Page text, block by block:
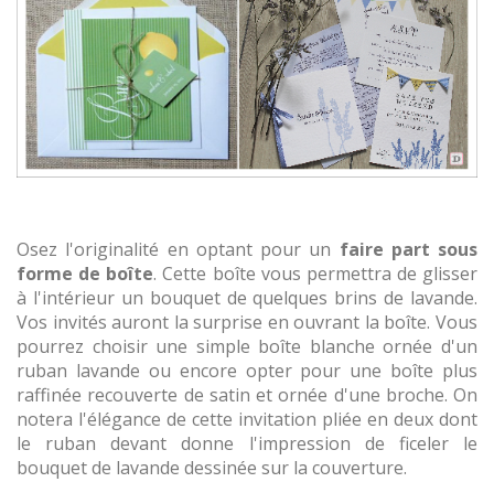
Osez l'originalité en optant pour un faire part sous
forme de boîte. Cette boîte vous permettra de glisser
à l'intérieur un bouquet de quelques brins de lavande.
Vos invités auront la surprise en ouvrant la boîte. Vous
pourrez choisir une simple boîte blanche ornée d'un
ruban lavande ou encore opter pour une boîte plus
raffinée recouverte de satin et ornée d'une broche. On
notera l'élégance de cette invitation pliée en deux dont
le ruban devant donne l'impression de ficeler le
bouquet de lavande dessinée sur la couverture.